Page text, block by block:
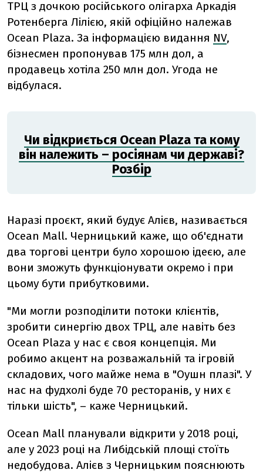
ТРЦ з дочкою російського олігарха Аркадія
Ротенберга Лілією, якій офіційно належав
Ocean Plaza. За інформацією видання NV,
бізнесмен пропонував 175 млн дол, а
продавець хотіла 250 млн дол. Угода не
відбулася.
Чи відкриється Ocean Plaza та кому
він належить – росіянам чи державі?
Розбір
Наразі проєкт, який будує Алієв, називається
Ocean Mall. Черницький каже, що об'єднати
два торгові центри було хорошою ідеєю, але
вони зможуть функціонувати окремо і при
цьому бути прибутковими.
"Ми могли розподілити потоки клієнтів,
зробити синергію двох ТРЦ, але навіть без
Ocean Plaza у нас є своя концепція. Ми
робимо акцент на розважальній та ігровій
складових, чого майже нема в "Оушн плазі". У
нас на фудхолі буде 70 ресторанів, у них є
тільки шість", – каже Черницький.
Ocean Mall планували відкрити у 2018 році,
але у 2023 році на Либідській площі стоїть
недобудова. Алієв з Черницьким пояснюють